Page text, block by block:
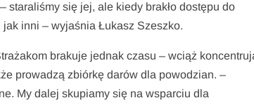
staraliśmy się jej, ale kiedy brakło dostępu do
inni – wyjaśnia Łukasz Szeszko.
brakuje jednak czasu – wciąż
prowadzą zbiórkę darów dla powodzian. –
My dalej skupiamy się na wsparciu dla